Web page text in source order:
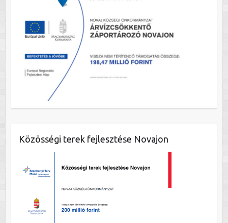
Közösségi terek fejlesztése Novajon